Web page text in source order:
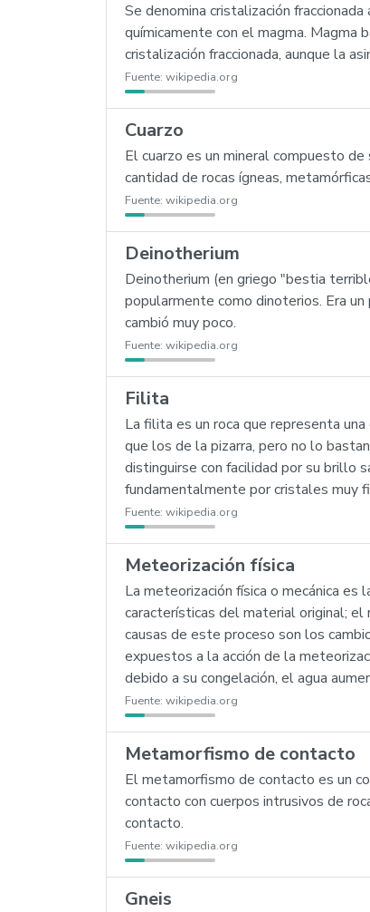
Se denomina cristalización
químicamente con el magma.
cristalización fraccionada, aunque la
Fuente: wikipedia.org
Cuarzo
El cuarzo es un mineral compuesto
cantidad de rocas ígneas,
Fuente: wikipedia.org
Deinotherium
Deinotherium (en griego "bestia
popularmente como dinoterios. Era
cambió muy poco.
Fuente: wikipedia.org
Filita
La filita es un roca que representa
que los de la pizarra, pero no lo
distinguirse con facilidad por su brillo
fundamentalmente por cristales muy
Fuente: wikipedia.org
Meteorización física
La meteorización física o mecánica es
características del material original;
causas de este proceso son los
expuestos a la acción de la
debido a su congelación, el agua
Fuente: wikipedia.org
Metamorfismo de contacto
El metamorfismo de contacto es un
contacto con cuerpos intrusivos de
contacto.
Fuente: wikipedia.org
Gneis